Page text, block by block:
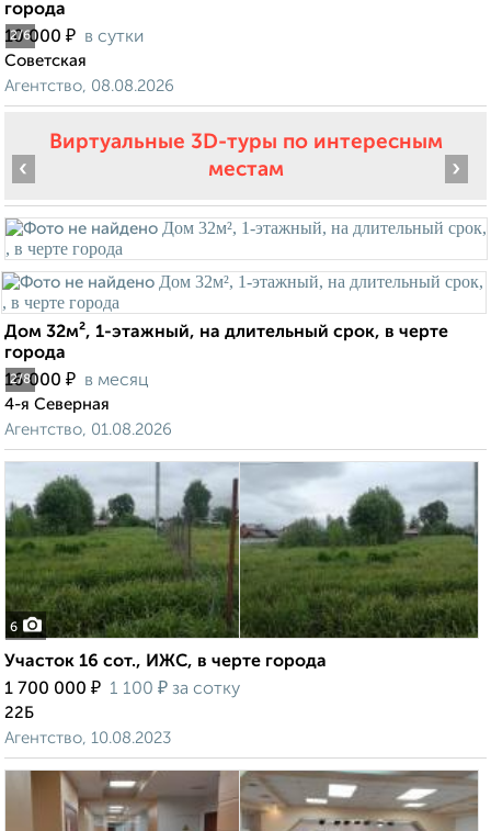
2/6
города
10 000 ₽ в сутки
Советская
Агентство, 08.08.2026
Виртуальные 3D-туры по интересным
местам
2/8
‹ ›
Дом 32м², 1-этажный, на длительный срок, в черте
города
16 000 ₽ в месяц
4-я Северная
Агентство, 01.08.2026
6
Участок 16 сот., ИЖС, в черте города
1 700 000 ₽ 1 100 ₽ за сотку
22Б
Агентство, 10.08.2023